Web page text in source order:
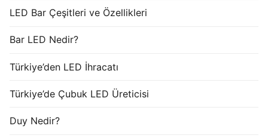
LED Bar Çeşitleri ve Özellikleri
Bar LED Nedir?
Türkiye’den LED İhracatı
Türkiye’de Çubuk LED Üreticisi
Duy Nedir?